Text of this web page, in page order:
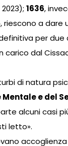
1636,
a dare
per due
carico dal
di natura
e del
alcuni casi
letto».